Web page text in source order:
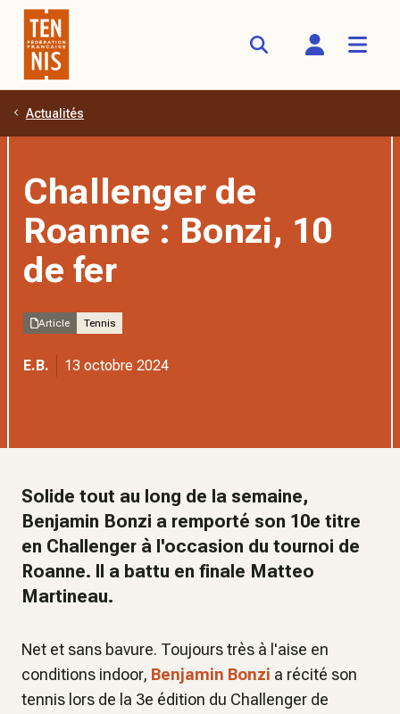
Aller au contenu principal
Actualités
Challenger de
Roanne : Bonzi, 10
de fer
Article Tennis
E.B. 13 octobre 2024
Solide tout au long de la semaine,
Benjamin Bonzi a remporté son 10e titre
en Challenger à l'occasion du tournoi de
Roanne. Il a battu en finale Matteo
Martineau.
Net et sans bavure. Toujours très à l'aise en
conditions indoor, Benjamin Bonzi a récité son
tennis lors de la 3e édition du Challenger de